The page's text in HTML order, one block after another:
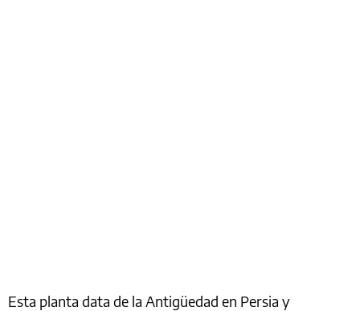
Esta planta data de la Antigüedad en Persia y